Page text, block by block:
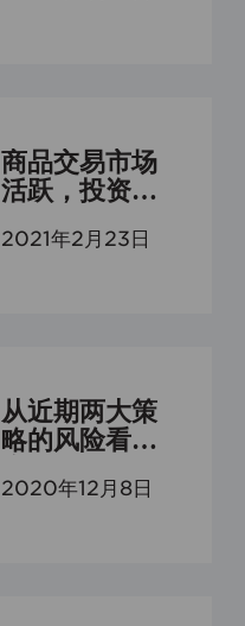
商品交易市场
活跃，投资机
2021年2月23日
从近期两大策
略的风险看资
2020年12月8日